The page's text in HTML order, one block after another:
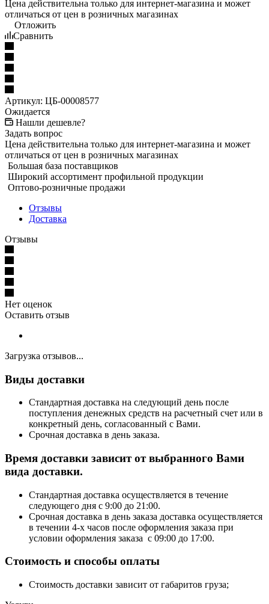
Цена действительна только для интернет-магазина и может
отличаться от цен в розничных магазинах
Отложить
Сравнить
Артикул: ЦБ-00008577
Ожидается
Нашли дешевле?
Задать вопрос
Цена действительна только для интернет-магазина и может
отличаться от цен в розничных магазинах
Большая база поставщиков
Широкий ассортимент профильной продукции
Оптово-розничные продажи
Отзывы
Доставка
Отзывы
Нет оценок
Оставить отзыв
Загрузка отзывов...
Виды доставки
Стандартная доставка на следующий день после
поступления денежных средств на расчетный счет или в
конкретный день, согласованный с Вами.
Срочная доставка в день заказа.
Время доставки зависит от выбранного Вами
вида доставки.
Стандартная доставка осуществляется в течение
следующего дня с 9:00 до 21:00.
Срочная доставка в день заказа доставка осуществляется
в течении 4-х часов после оформления заказа при
условии оформления заказа с 09:00 до 17:00.
Стоимость и способы оплаты
Стоимость доставки зависит от габаритов груза;